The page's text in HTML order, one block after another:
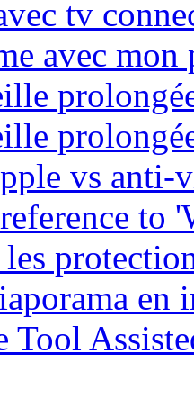
tv
avec mon
vs anti-
to
en
Tool